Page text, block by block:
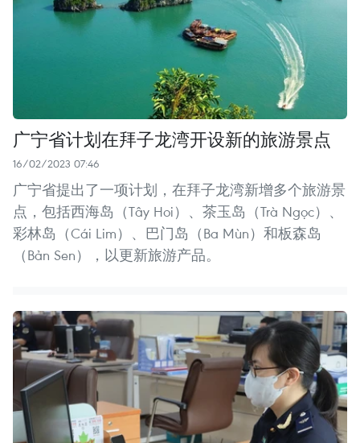
广宁省计划在拜子龙湾开设新的旅游景点
16/02/2023 07:46
广宁省提出了一项计划，在拜子龙湾新增多个旅游景
点，包括西海岛（Tây Hoi）、茶玉岛（Trà Ngọc）、
彩林岛（Cái Lim）、巴门岛（Ba Mùn）和板森岛
（Bản Sen），以更新旅游产品。